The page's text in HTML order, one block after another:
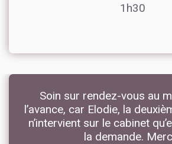
1h30
Soin sur rendez-vous au
l’avance, car Elodie, la
n’intervient sur le cabinet
la demande.